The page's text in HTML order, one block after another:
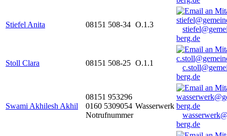
Stiefel Anita 08151 508-34 O.1.3
berg.de
Stoll Clara 08151 508-25 O.1.1
berg.de
Swami Akhilesh Akhil
08151 953296
0160 5309054
Notrufnummer
Wasserwerk
berg.de